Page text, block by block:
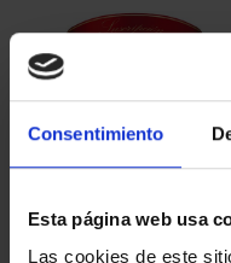
Consentimiento
Esta página web usa
Las cookies de este
SUSCRIPCIÓN